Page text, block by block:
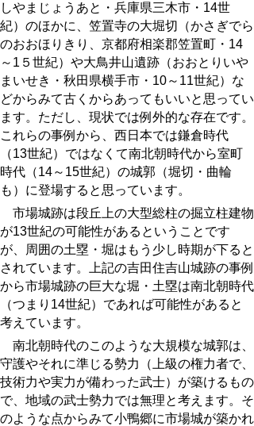
しやまじょう あと ・兵庫県三木市・14世
紀）のほかに、笠置寺の大堀切（かさぎでら
のおおほりきり 、京都府相楽郡笠置町・14
～1５世紀）や大鳥井山遺跡（おおとりいや
まいせき・秋田県横手市・10～11世紀）な
どからみて古くからあってもいいと思ってい
ます。ただし、現状では例外的な存在です。
これらの事例から、西日本では鎌倉時代
（13世紀）ではなくて南北朝時代から室町
時代（14～15世紀）の城郭（堀切・曲輪
も）に登場すると思っています。
市場城跡は段丘上の大型総柱の掘立柱建物
が13世紀の可能性があるということです
が、周囲の土塁・堀はもう少し時期が下ると
されています。上記の吉田住吉山城跡の事例
から市場城跡の巨大な堀・土塁は南北朝時代
（つまり14世紀）であれば可能性があると
考えています。
南北朝時代のこのような大規模な城郭は、
守護やそれに準じる勢力（上級の権力者で、
技術力や実力が備わった武士）が築けるもの
で、地域の武士勢力では無理と考えます。そ
のような点からみて小鴨郷に市場城が築かれ